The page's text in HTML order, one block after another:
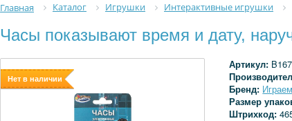
Главная Каталог Игрушки Интерактивные игрушки
Часы показывают время и дату,
Нет в наличии
Артикул:
Бренд:
Размер
Штрихкод: